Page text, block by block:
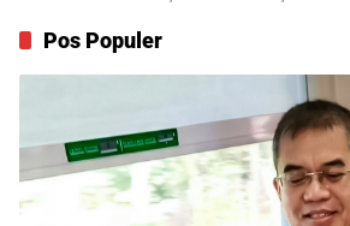
Pos Populer